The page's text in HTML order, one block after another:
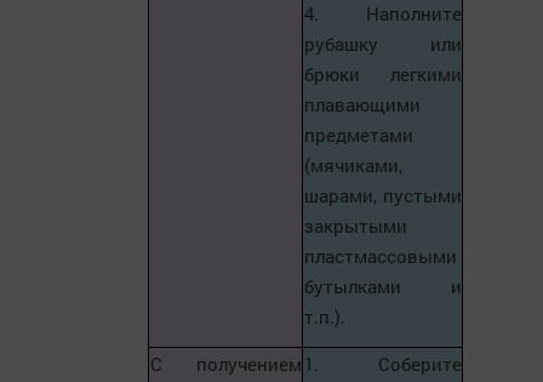
4. Наполните
рубашку или
брюки легкими
плавающими
предметами
(мячиками,
шарами, пустыми
закрытыми
пластмассовыми
бутылками и
т.п.).
С получением 1. Соберите